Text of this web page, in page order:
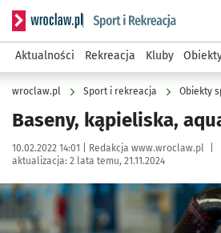
Serwis informacyjny wroclaw.pl
Aktualności Rekreacja Kluby
wroclaw.pl Sport i rekreacja Obiekty
Baseny, kąpieliska,
Data publikacji:
10.02.2022 14:01 | Autor:
Redakcja www.wroclaw.pl
aktualizacja: 2 lata temu, 21.11.2024
Kliknij, aby powiększyć